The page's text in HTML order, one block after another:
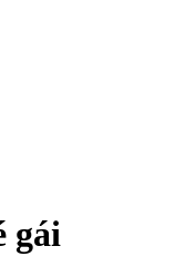
gái